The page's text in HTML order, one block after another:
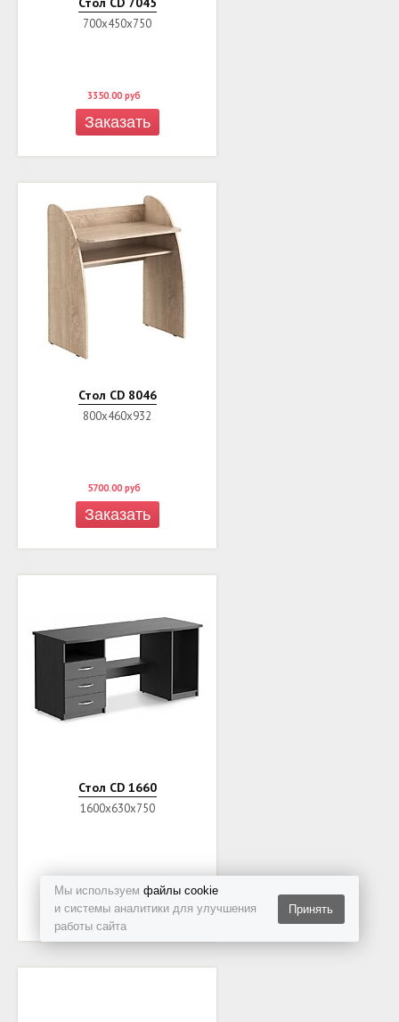
Мы используем файлы cookie
и системы аналитики для улучшения
работы сайта
Принять
700х450х750
3350.00 руб
Заказать
Стол CD 8046
800х460х932
5700.00 руб
Заказать
Стол CD 1660
1600х630х750
19900.00 руб
Заказать